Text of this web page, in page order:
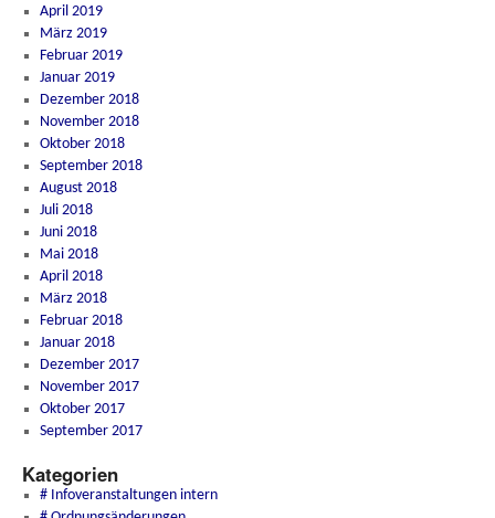
April 2019
März 2019
Februar 2019
Januar 2019
Dezember 2018
November 2018
Oktober 2018
September 2018
August 2018
Juli 2018
Juni 2018
Mai 2018
April 2018
März 2018
Februar 2018
Januar 2018
Dezember 2017
November 2017
Oktober 2017
September 2017
Kategorien
# Infoveranstaltungen intern